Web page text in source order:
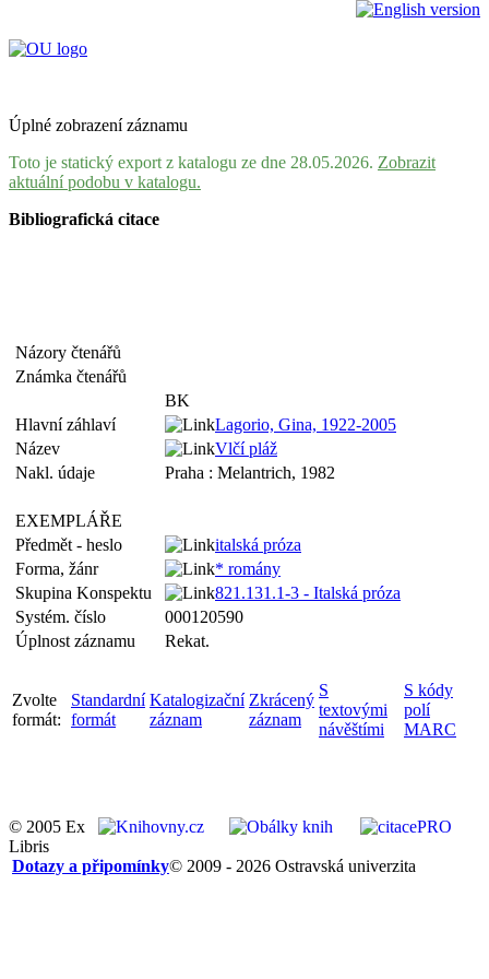
Úplné zobrazení záznamu
Toto je statický export z katalogu ze dne 28.05.2026. Zobrazit
aktuální podobu v katalogu.
Bibliografická citace
Názory čtenářů
Známka čtenářů
BK
Hlavní záhlaví
Lagorio, Gina, 1922-2005
Název
Vlčí pláž
Nakl. údaje
Praha : Melantrich, 1982
EXEMPLÁŘE
Předmět - heslo
italská próza
Forma, žánr
* romány
Skupina Konspektu
821.131.1-3 - Italská próza
Systém. číslo
000120590
Úplnost záznamu
Rekat.
Zvolte
formát:
Standardní
formát
Katalogizační
záznam
Zkrácený
záznam
S
textovými
návěštími
S kódy
polí
MARC
© 2005 Ex
Libris
© 2009 - 2026 Ostravská univerzita
Dotazy a připomínky